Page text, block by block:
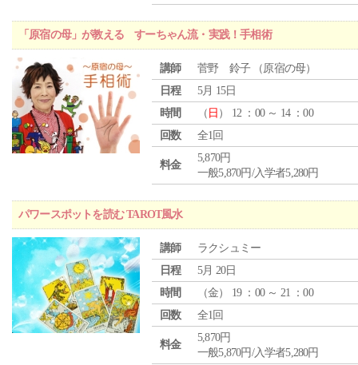
「原宿の母」が教える すーちゃん流・実践！手相術
講師
菅野 鈴子 （原宿の母）
日程
5月 15日
時間
（ 日 ） 12 ：00 ～ 14 ：00
回数
全1回
料金
5,870円
一般5,870円/入学者5,280円
パワースポットを読む TAROT風水
講師
ラクシュミー
日程
5月 20日
時間
（金） 19 ：00 ～ 21 ：00
回数
全1回
料金
5,870円
一般5,870円/入学者5,280円